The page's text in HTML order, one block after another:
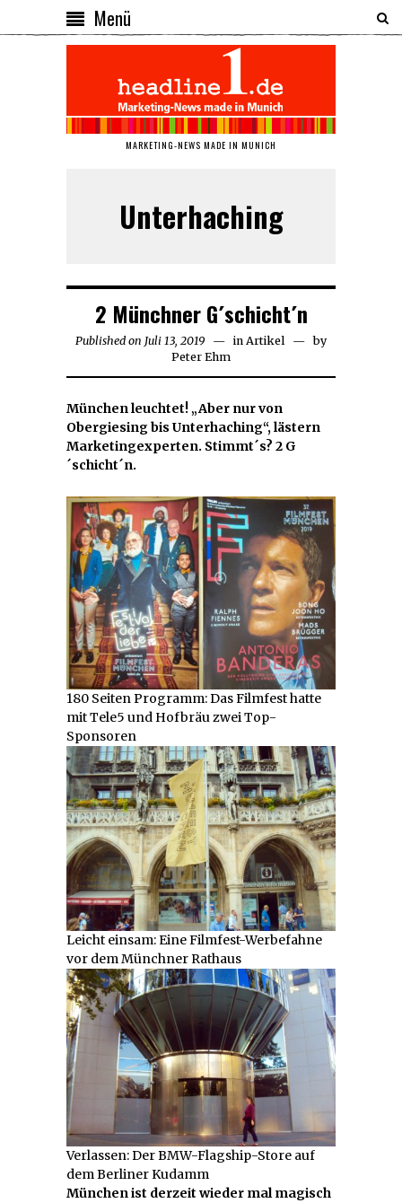
Menü
MARKETING-NEWS MADE IN MUNICH
Unterhaching
2 Münchner G´schicht´n
Published on Juli 13, 2019 Juli
13,
2019
in Artikel
by
Peter Ehm
München leuchtet! „Aber nur von
Obergiesing bis Unterhaching“, lästern
Marketingexperten. Stimmt´s? 2 G
´schicht´n.
180 Seiten Programm: Das Filmfest hatte
mit Tele5 und Hofbräu zwei Top-
Sponsoren
Leicht einsam: Eine Filmfest-Werbefahne
vor dem Münchner Rathaus
Verlassen: Der BMW-Flagship-Store auf
dem Berliner Kudamm
München ist derzeit wieder mal magisch